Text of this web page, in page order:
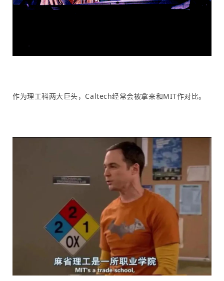
作为理工科两大巨头，Caltech经常会被拿来和MIT作对比。